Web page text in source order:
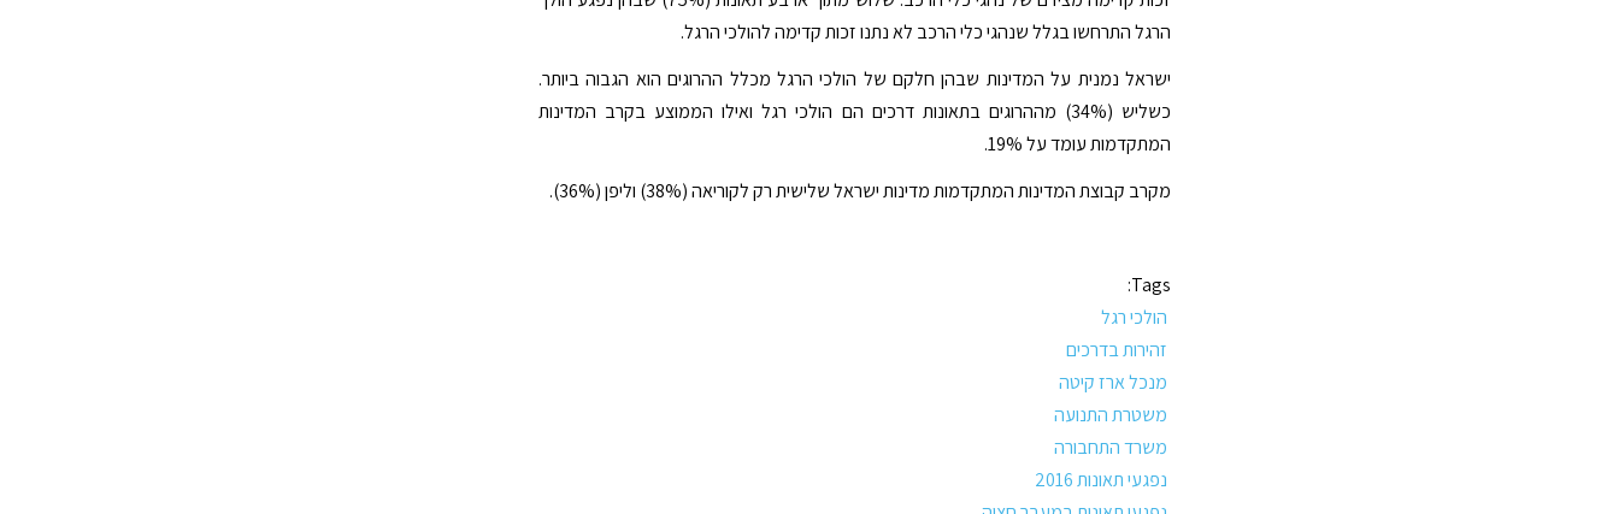
הרגל התרחשו בגלל שנהגי כלי הרכב לא נתנו זכות קדימה להולכי הרגל.
ישראל נמנית על המדינות שבהן חלקם של הולכי הרגל מכלל ההרוגים הוא הגבוה ביותר.
כשליש (34%) מההרוגים בתאונות דרכים הם הולכי רגל ואילו הממוצע בקרב המדינות
המתקדמות עומד על 19%.
מקרב קבוצת המדינות המתקדמות מדינות ישראל שלישית רק לקוריאה (38%) וליפן (36%).
Tags:
הולכי רגל
זהירות בדרכים
מנכל ארז קיטה
משטרת התנועה
משרד התחבורה
נפגעי תאונות 2016